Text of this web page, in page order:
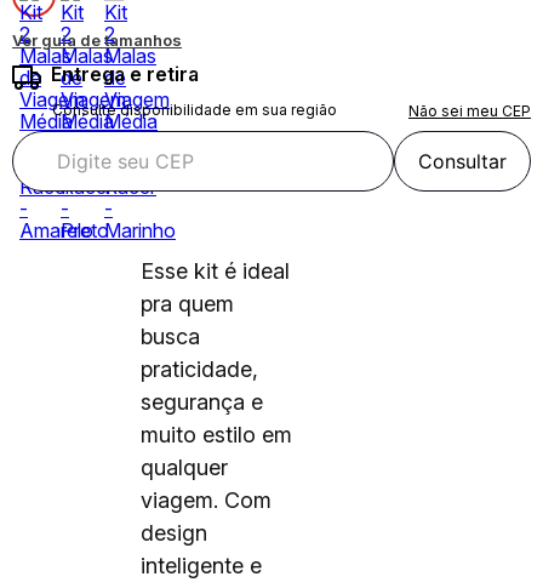
Ver guia de tamanhos
Entrega e retira
Consulte disponibilidade em sua região Não sei meu CEP
Consultar
Esse kit é ideal
pra quem
busca
praticidade,
segurança e
muito estilo em
qualquer
viagem. Com
design
inteligente e